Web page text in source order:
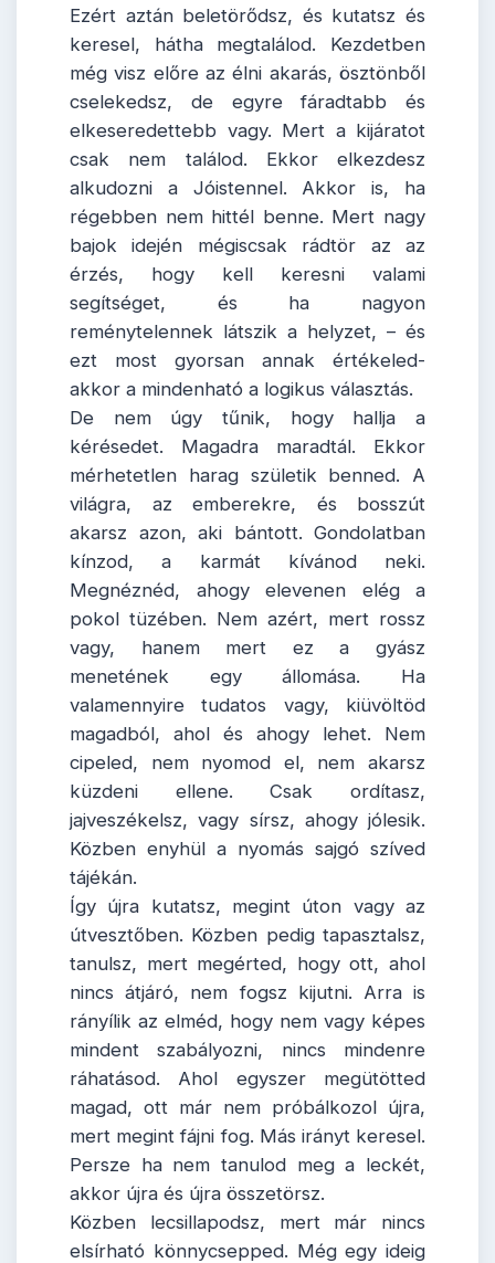
Ezért aztán beletörődsz, és kutatsz és
keresel, hátha megtalálod. Kezdetben
még visz előre az élni akarás, ösztönből
cselekedsz, de egyre fáradtabb és
elkeseredettebb vagy. Mert a kijáratot
csak nem találod. Ekkor elkezdesz
alkudozni a Jóistennel. Akkor is, ha
régebben nem hittél benne. Mert nagy
bajok idején mégiscsak rádtör az az
érzés, hogy kell keresni valami
segítséget, és ha nagyon
reménytelennek látszik a helyzet, – és
ezt most gyorsan annak értékeled-
akkor a mindenható a logikus választás.
De nem úgy tűnik, hogy hallja a
kérésedet. Magadra maradtál. Ekkor
mérhetetlen harag születik benned. A
világra, az emberekre, és bosszút
akarsz azon, aki bántott. Gondolatban
kínzod, a karmát kívánod neki.
Megnéznéd, ahogy elevenen elég a
pokol tüzében. Nem azért, mert rossz
vagy, hanem mert ez a gyász
menetének egy állomása. Ha
valamennyire tudatos vagy, kiüvöltöd
magadból, ahol és ahogy lehet. Nem
cipeled, nem nyomod el, nem akarsz
küzdeni ellene. Csak ordítasz,
jajveszékelsz, vagy sírsz, ahogy jólesik.
Közben enyhül a nyomás sajgó szíved
tájékán.
Így újra kutatsz, megint úton vagy az
útvesztőben. Közben pedig tapasztalsz,
tanulsz, mert megérted, hogy ott, ahol
nincs átjáró, nem fogsz kijutni. Arra is
rányílik az elméd, hogy nem vagy képes
mindent szabályozni, nincs mindenre
ráhatásod. Ahol egyszer megütötted
magad, ott már nem próbálkozol újra,
mert megint fájni fog. Más irányt keresel.
Persze ha nem tanulod meg a leckét,
akkor újra és újra összetörsz.
Közben lecsillapodsz, mert már nincs
elsírható könnycsepped. Még egy ideig